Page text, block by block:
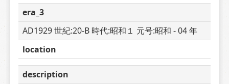
era_3
AD1929 世紀:20-B 時代:昭和１ 元号:昭和 - 04 年
location
description